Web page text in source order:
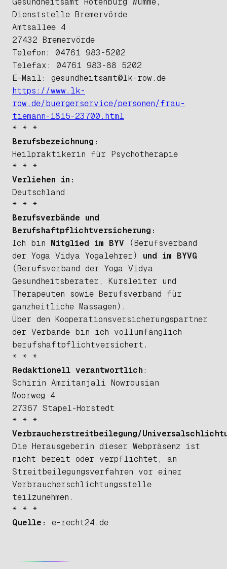
Dienststelle Bremervörde
Amtsallee 4
27432 Bremervörde
Telefon: 04761 983-5202
Telefax: 04761 983-88 5202
E-Mail: gesundheitsamt@lk-row.de
https://www.lk-
row.de/buergerservice/personen/frau-
tiemann-1815-23700.html
* * *
Berufsbezeichnung:
Heilpraktikerin für Psychotherapie
* * *
Verliehen in:
Deutschland
* * *
Berufsverbände und
Berufshaftpflichtversicherung:
Ich bin Mitglied im BYV
(Berufsverband
der Yoga Vidya Yogalehrer) und im BYVG
(Berufsverband der Yoga Vidya
Gesundheitsberater, Kursleiter und
Therapeuten
sowie Berufsverband für
ganzheitliche Massagen).
Über den Kooperationsversicherungspartner
der Verbände bin ich vollumfänglich
berufshaftpflichtversichert.
* * *
Redaktionell verantwortlich :
Schirin Amritanjali Nowrousian
Moorweg 4
27367 Stapel-Horstedt
* * *
Verbraucherstreitbeilegung/
Die Herausgeberin dieser Webpräsenz ist
nicht bereit oder verpflichtet, an
Streitbeilegungsverfahren vor einer
Verbraucherschlichtungsstelle
teilzunehmen.
* * *
Quelle:
e-recht24.de